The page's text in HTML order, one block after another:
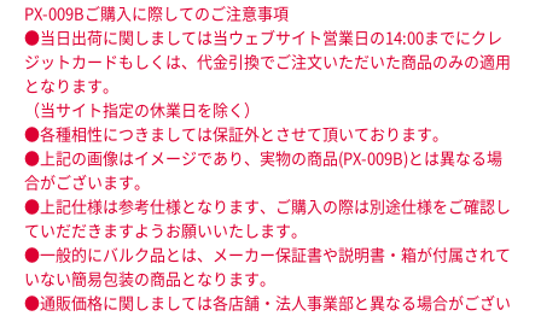
PX-009Bご購入に際してのご注意事項
●当日出荷に関しましては当ウェブサイト営業日の14:00までにクレ
ジットカードもしくは、代金引換でご注文いただいた商品のみの適用
となります。
（当サイト指定の休業日を除く）
●各種相性につきましては保証外とさせて頂いております。
●上記の画像はイメージであり、実物の商品(PX-009B)とは異なる場
合がございます。
●上記仕様は参考仕様となります、ご購入の際は別途仕様をご確認し
ていだだきますようお願いいたします。
●一般的にバルク品とは、メーカー保証書や説明書・箱が付属されて
いない簡易包装の商品となります。
●通販価格に関しましては各店舗・法人事業部と異なる場合がござい